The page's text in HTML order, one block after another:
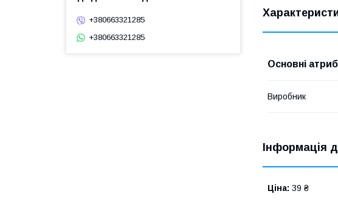
Основні
Виробник
Інформація
Ціна: 39 ₴
+380663321285
+380663321285